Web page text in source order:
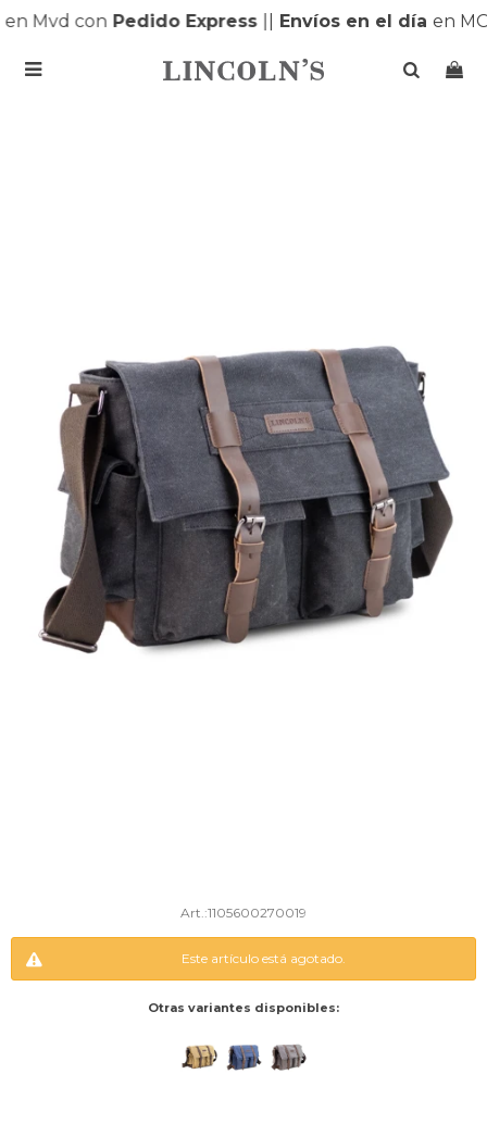
Mvd conPedido Express|| Envíos en el díaen

1105600270019
Este artículo está agotado.
Otras variantes disponibles: